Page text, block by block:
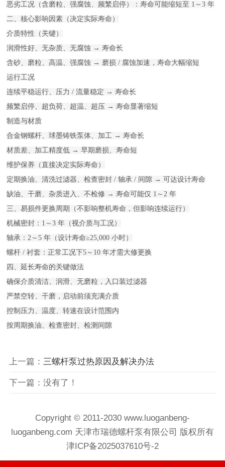
恶劣工况（含磨粒、强腐蚀、频繁启停）：寿命可能缩短至 1～3 年
二、核心影响因素（决定实际寿命）
介质特性（关键）
润滑性好、无杂质、无腐蚀 → 寿命长
含砂、磨粒、高温、强腐蚀 → 磨损 / 腐蚀加速，寿命大幅缩短
运行工况
连续平稳运行、压力 / 流量稳定 → 寿命长
频繁启停、超负荷、超温、超压 → 寿命显著缩短
制造与材质
合金钢螺杆、球墨铸铁泵体、加工 → 寿命长
材质差、加工精度低 → 早期磨损、寿命短
维护保养（直接决定实际寿命）
定期换油、清洗过滤器、检查密封 / 轴承 / 间隙 → 可达设计寿命
缺油、干磨、杂质进入、不检修 → 寿命可能仅 1～2 年
三、易损件更换周期（不影响整机寿命，但影响连续运行）
机械密封：1～3 年（视介质与工况）
轴承：2～5 年（设计寿命≥25,000 小时）
螺杆 / 衬套：正常工况下5～10 年才需大修更换
四、延长寿命的关键做法
确保介质清洁、润滑、无磨粒，入口装过滤器
严禁空转、干磨，启动前须充满介质
控制压力、温度、转速在设计范围内
按周期换油、检查密封、检测间隙
上一篇： 三螺杆泵过热原因及解决办法
下一篇：没有了！
Copyright © 2011-2030 www.luoganbeng-
luoganbeng.com 天津市瑞德螺杆泵有限公司 版权所有
津ICP备2025037610号-2